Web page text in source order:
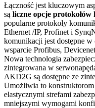
Łączność jest kluczowym
są liczne opcje
popularne protokoły
Ethernet /IP, Profinet i
komunikacji jest dostępne
wsparcie Profibus,
Nowa technologia
zintegrowana w
AKD2G są dostępne ze
Umożliwia to
elastycznymi strefami
mniejszymi wymogami